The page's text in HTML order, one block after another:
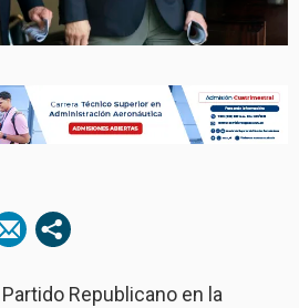
Republicano en la